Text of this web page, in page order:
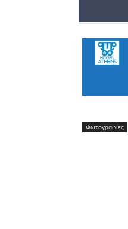
Φωτογραφίες